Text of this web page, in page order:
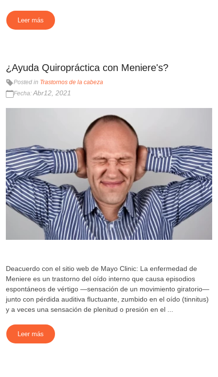
Leer más
¿Ayuda Quiropráctica con Meniere's?
Posted in Trastornos de la cabeza
Fecha:Abr12, 2021
Deacuerdo con el sitio web de Mayo Clinic: La enfermedad de
Meniere es un trastorno del oído interno que causa episodios
espontáneos de vértigo —sensación de un movimiento giratorio—
junto con pérdida auditiva fluctuante, zumbido en el oído (tinnitus)
y a veces una sensación de plenitud o presión en el ...
Leer más